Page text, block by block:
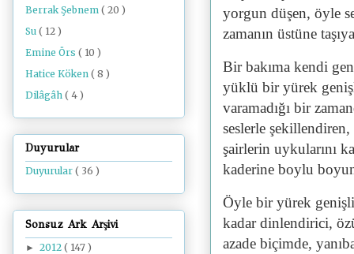
yorgun düşen, öyle
zamanın üstüne
Bir bakıma kendi
yüklü bir yürek
varamadığı bir
seslerle şekillendiren,
şairlerin uykularını
kaderine boylu
Öyle bir yürek
kadar dinlendirici,
azade biçimde,
Berrak Şebnem ( 20 )
Su ( 12 )
Emine Örs ( 10 )
Hatice Köken ( 8 )
Dilâgâh ( 4 )
Duyurular
Duyurular ( 36 )
Sonsuz Ark Arşivi
► 2012 ( 147 )